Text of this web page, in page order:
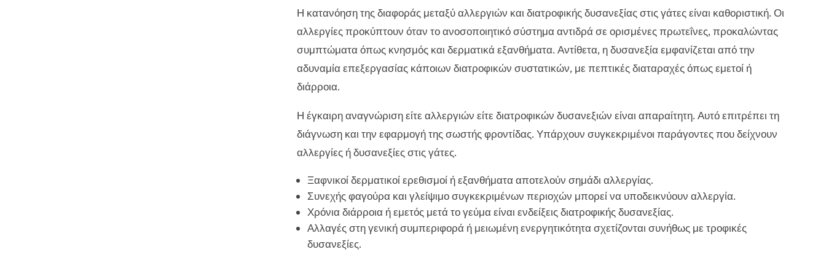
Η κατανόηση της διαφοράς μεταξύ αλλεργιών και διατροφικής δυσανεξίας στις γάτες είναι καθοριστική. Οι
αλλεργίες προκύπτουν όταν το ανοσοποιητικό σύστημα αντιδρά σε ορισμένες πρωτεΐνες, προκαλώντας
συμπτώματα όπως κνησμός και δερματικά εξανθήματα. Αντίθετα, η δυσανεξία εμφανίζεται από την
αδυναμία επεξεργασίας κάποιων διατροφικών συστατικών, με πεπτικές διαταραχές όπως εμετοί ή
διάρροια.
Η έγκαιρη αναγνώριση είτε αλλεργιών είτε διατροφικών δυσανεξιών είναι απαραίτητη. Αυτό επιτρέπει τη
διάγνωση και την εφαρμογή της σωστής φροντίδας. Υπάρχουν συγκεκριμένοι παράγοντες που δείχνουν
αλλεργίες ή δυσανεξίες στις γάτες.
Ξαφνικοί δερματικοί ερεθισμοί ή εξανθήματα αποτελούν σημάδι αλλεργίας.
Συνεχής φαγούρα και γλείψιμο συγκεκριμένων περιοχών μπορεί να υποδεικνύουν αλλεργία.
Χρόνια διάρροια ή εμετός μετά το γεύμα είναι ενδείξεις διατροφικής δυσανεξίας.
Αλλαγές στη γενική συμπεριφορά ή μειωμένη ενεργητικότητα σχετίζονται συνήθως με τροφικές
δυσανεξίες.